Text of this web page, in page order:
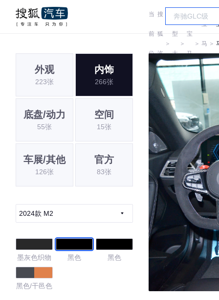
当
前
位
置:
搜
狐
汽
车
＞
车
型
大
＞
宝
马
＞
宝
马
M
＞
外观
223张
内饰
266张
底盘/动力
55张
空间
15张
车展/其他
126张
官方
83张
2024款 M2
墨灰色织物 黑色 黑色
黑色/干邑色